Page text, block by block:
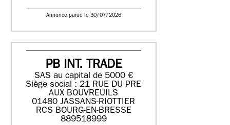
Annonce parue le 30/07/2026
PB INT. TRADE
SAS au capital de 5000 €
Siège social : 21 RUE DU PRE
AUX BOUVREUILS
01480 JASSANS-RIOTTIER
RCS BOURG-EN-BRESSE
889518999